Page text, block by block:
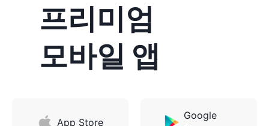
프리미엄
모바일 앱
App Store
Google